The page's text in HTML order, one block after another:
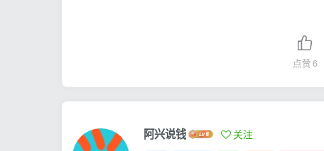
点赞6
阿兴说钱 关注